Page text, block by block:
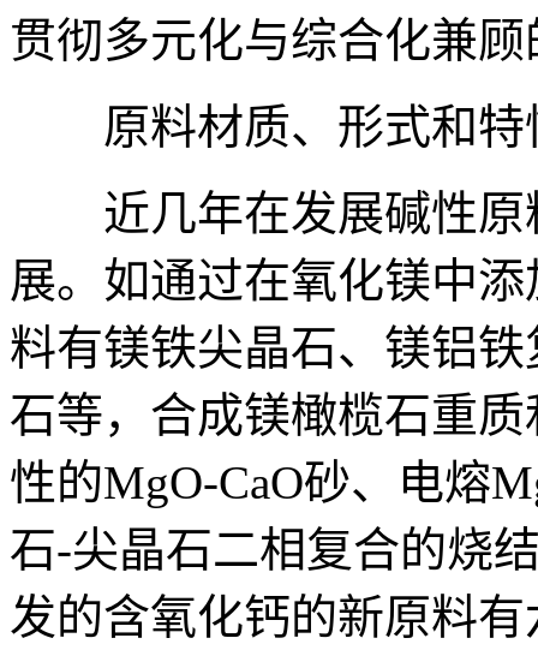
贯彻多元化与综合化兼
原料材质、形式和特
近几年在发展碱性原
展。如通过在氧化镁中
料有镁铁尖晶石、镁铝
石等，合成镁橄榄石重
性的MgO-CaO砂、电熔
石-尖晶石二相复合的烧
发的含氧化钙的新原料